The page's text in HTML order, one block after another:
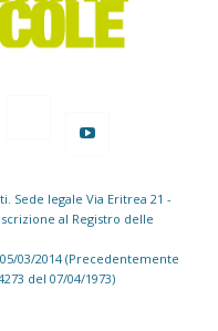
Sede legale Via Eritrea 21 -
al Registro delle
03/2014 (Precedentemente
del 07/04/1973)